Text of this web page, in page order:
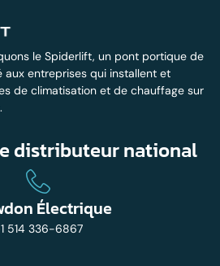
le Spiderlift, un pont portique de
aux entreprises qui installent et
de climatisation et de chauffage sur
distributeur national
Électrique
514 336-6867